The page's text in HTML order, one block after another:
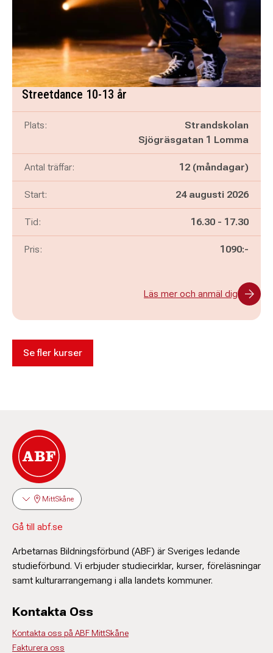
Streetdance 10-13 år
Plats:
Strandskolan
Sjögräsgatan 1 Lomma
Antal träffar: 12 (måndagar)
Start: 24 augusti 2026
Tid: Pågår mellan
16.30 - och
17.30
Pris: 1090:-
Läs mer och anmäl dig
Se fler kurser
MittSkåne
Gå till abf.se
Arbetarnas Bildningsförbund (ABF) är Sveriges ledande
studieförbund. Vi erbjuder studiecirklar, kurser, föreläsningar
samt kulturarrangemang i alla landets kommuner.
Kontakta Oss
Kontakta oss på ABF MittSkåne
Fakturera oss